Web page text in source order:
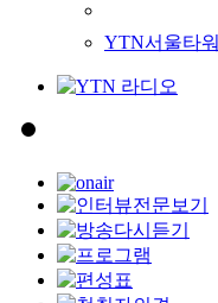
YTN서울타워